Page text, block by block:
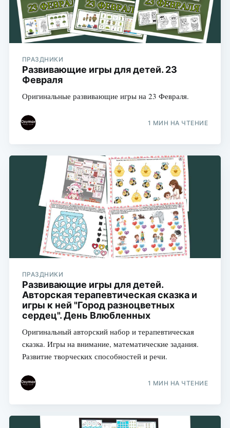
ПРАЗДНИКИ
Развивающие игры для детей. 23
Февраля
Оригинальные развивающие игры на 23 Февраля.
1 МИН НА ЧТЕНИЕ
ПРАЗДНИКИ
Развивающие игры для детей.
Авторская терапевтическая сказка и
игры к ней "Город разноцветных
сердец". День Влюбленных
Оригинальный авторский набор и терапевтическая
сказка. Игры на внимание, математические задания.
Развитие творческих способностей и речи.
1 МИН НА ЧТЕНИЕ